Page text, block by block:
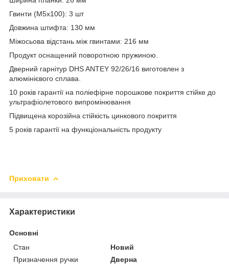
Гвинти (M5x100): 3 шт
Довжина штифта: 130 мм
Мiжосьова вiдстань мiж гвинтами: 216 мм
Продукт оснащений поворотною пружиною.
Дверний гарнiтур DHS ANTEY 92/26/16 виготовлен з
алюмінієвого сплава.
10 років гарантії на поліефірне порошкове покриття стійке до
ультрафіолетового випромінювання
Підвищена корозійна стійкість цинкового покриття
5 років гарантії на функціональність продукту
Приховати
Характеристики
Основні
Стан
Новий
Призначення ручки
Дверна